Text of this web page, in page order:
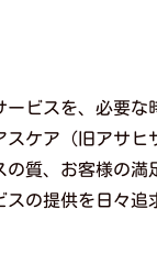
ービスを、必要な
スケア（旧アサヒ
の質、お客様の満
スの提供を日々追